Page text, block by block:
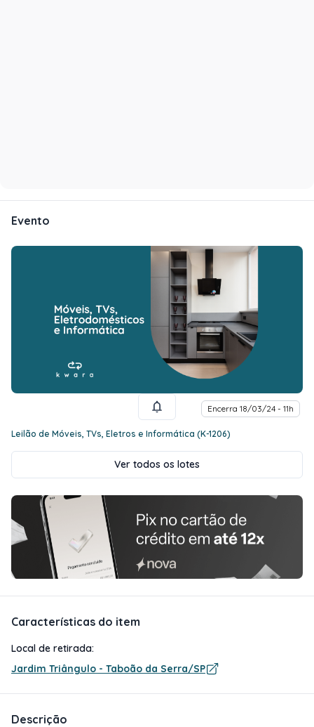
Evento
Encerra 18/03/24 - 11h
Leilão de Móveis, TVs, Eletros e Informática (K-1206)
Ver todos os lotes
Características do item
Local de retirada:
Jardim Triângulo - Taboão da Serra/SP
Descrição